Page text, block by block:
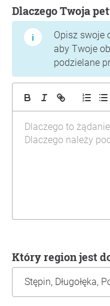
Dlaczego Twoja
Opisz swoje
aby Twoje
podzielane
Który region jest